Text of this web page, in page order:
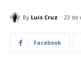
By Luis Cruz 23 de
Facebook